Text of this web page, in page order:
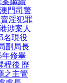
門司警
淫犯罪
涉案人
名現役
副局長
修畢
程後 歷
之主管